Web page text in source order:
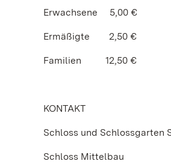
Erwachsene 5,00 €
Ermäßigte 2,50 €
Familien 12,50 €
KONTAKT
Schloss und Schlossgarten
Schloss Mittelbau